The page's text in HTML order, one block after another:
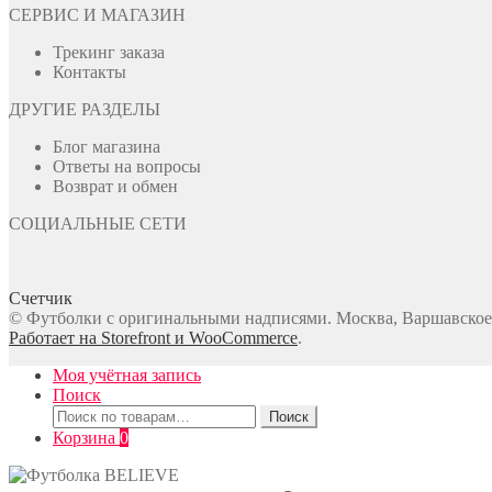
СЕРВИС И МАГАЗИН
Трекинг заказа
Контакты
ДРУГИЕ РАЗДЕЛЫ
Блог магазина
Ответы на вопросы
Возврат и обмен
СОЦИАЛЬНЫЕ СЕТИ
Счетчик
© Футболки с оригинальными надписями. Москва, Варшавское
Работает на Storefront и WooCommerce.
Моя учётная запись
Поиск
Искать:
Поиск
Корзина 0